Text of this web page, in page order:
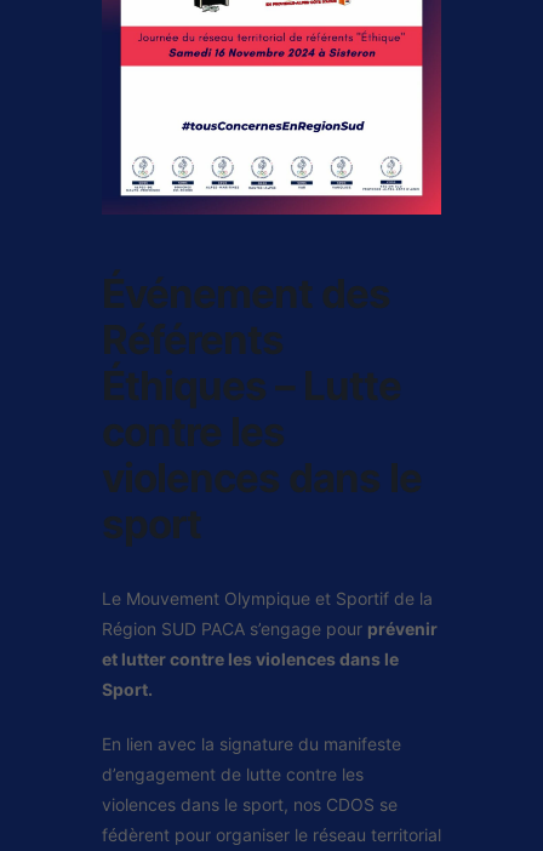
Événement des
Référents
Éthiques – Lutte
contre les
violences dans le
sport
Le Mouvement Olympique et Sportif de la
Région SUD PACA s’engage pour prévenir
et lutter contre les violences dans le
Sport.
En lien avec la signature du manifeste
d’engagement de lutte contre les
violences dans le sport, nos CDOS se
fédèrent pour organiser le réseau territorial